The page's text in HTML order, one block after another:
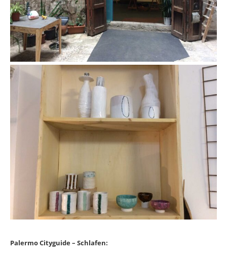
Palermo Cityguide – Schlafen: